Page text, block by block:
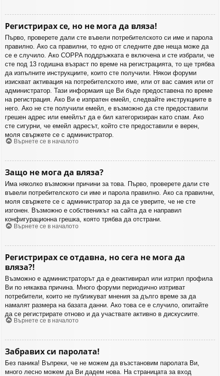
Регистрирах се, но не мога да вляза!
Първо, проверете дали сте въвели потребителското си име и парола
правилно. Ако са правилни, то едно от следните две неща може да
се е случило. Ако COPPA поддръжката е включена и сте избрали, че
сте под 13 годишна възраст по време на регистрацията, то ще трябва
да изпълните инструкциите, които сте получили. Някои форуми
изискват активация на потребителското име, или от вас самия или от
администратор. Тази информаия ще Ви бъде предоставена по време
на регистрация. Ако Ви е изпратен емейл, следвайте инструкциите в
него. Ако не сте получили емейл, е възможно да сте предоставили
грешен адрес или емейлът да е бил категоризиран като спам. Ако
сте сигурни, че емейл адресът, който сте предоставили е верен,
моля свържете се с администратор.
Върнете се в началото
Защо не мога да вляза?
Има няколко възможни причини за това. Първо, проверете дали сте
въвели потребителското си име и парола правилно. Ако са правилни,
моля свържете се с администратор за да се уверите, че не сте
изгонен. Възможно е собственикът на сайта да е направил
конфигурационна грешка, която трябва да отстрани.
Върнете се в началото
Регистрирах се отдавна, но сега не мога да
вляза?!
Възможно е администраторът да е деактивирал или изтрил профила
Ви по някаква причина. Много форуми периодично изтриват
потребители, които не публикуват мнения за дълго време за да
намалят размера на базата данни. Ако това се е случило, опитайте
да се регистрирате отново и да участвате активно в дискусиите.
Върнете се в началото
Забравих си паролата!
Без паника! Въпреки, че не можем да възстановим паролата Ви,
много лесно можем да Ви дадем нова. На страницата за вход